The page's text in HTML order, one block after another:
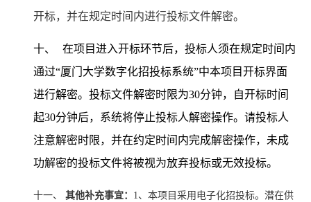
开标，并在规定时间内进行投标文件解密。
十、
在项目进入开标环节后，投标人须在规定时间内
通过“厦门大学数字化招投标系统”中本项目开标界面
进行解密。投标文件解密时限为30分钟，自开标时间
起30分钟后，系统将停止投标人解密操作。请投标人
注意解密时限，并在约定时间内完成解密操作，未成
功解密的投标文件将被视为放弃投标或无效投标。
十一、 其他补充事宜： 1、本项目采用电子化招投标。潜在供